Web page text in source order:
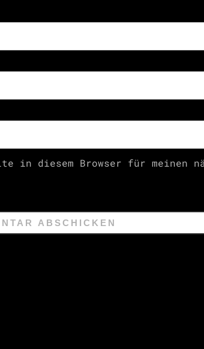
in diesem Browser für meinen